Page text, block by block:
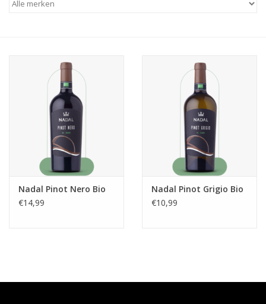
Relatiegeschenken
Nadal Pinot Nero Bio
€14,99
Nadal Pinot Grigio Bio
€10,99